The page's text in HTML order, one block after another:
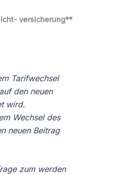
versicherung**
Tarifwechsel
den neuen
wird.
Wechsel des
neuen Beitrag
zum werden